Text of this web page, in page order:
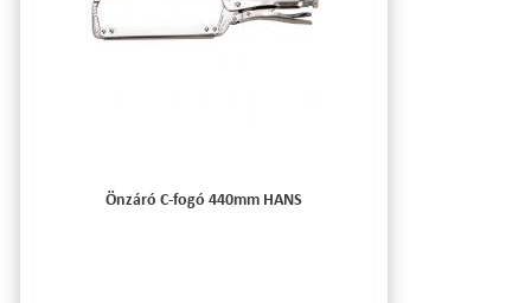
Önzáró C-fogó 440mm HANS